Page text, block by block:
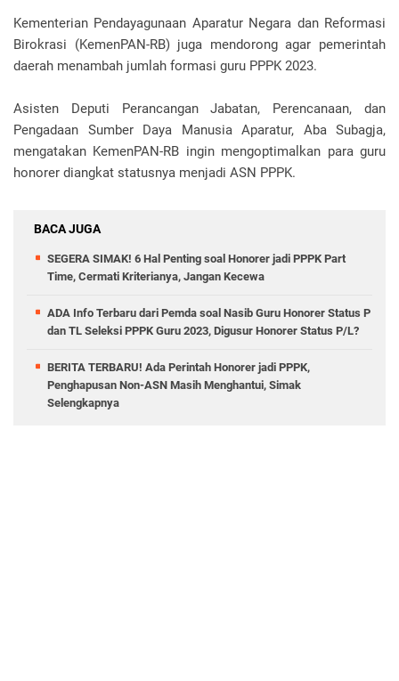
Kementerian Pendayagunaan Aparatur Negara dan Reformasi
Birokrasi (KemenPAN-RB) juga mendorong agar pemerintah
daerah menambah jumlah formasi guru PPPK 2023.
Asisten Deputi Perancangan Jabatan, Perencanaan, dan
Pengadaan Sumber Daya Manusia Aparatur, Aba Subagja,
mengatakan KemenPAN-RB ingin mengoptimalkan para guru
honorer diangkat statusnya menjadi ASN PPPK.
BACA JUGA
SEGERA SIMAK! 6 Hal Penting soal Honorer jadi PPPK Part
Time, Cermati Kriterianya, Jangan Kecewa
ADA Info Terbaru dari Pemda soal Nasib Guru Honorer Status P
dan TL Seleksi PPPK Guru 2023, Digusur Honorer Status P/L?
BERITA TERBARU! Ada Perintah Honorer jadi PPPK,
Penghapusan Non-ASN Masih Menghantui, Simak
Selengkapnya